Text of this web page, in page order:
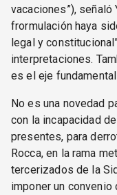
vacaciones”),
frormulación haya
legal y
interpretaciones.
es el eje
No es una novedad
con la incapacidad
presentes, para
Rocca, en la rama
tercerizados de la
imponer un